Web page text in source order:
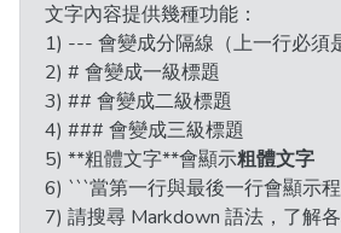
文字內容提供幾種功能：
1) --- 會變成分隔線（上一行必須
2) # 會變成一級標題
3) ## 會變成二級標題
4) ### 會變成三級標題
5) **粗體文字**會顯示粗體文字
6) ```當第一行與最後一行會顯示
7) 請搜尋 Markdown 語法，了解